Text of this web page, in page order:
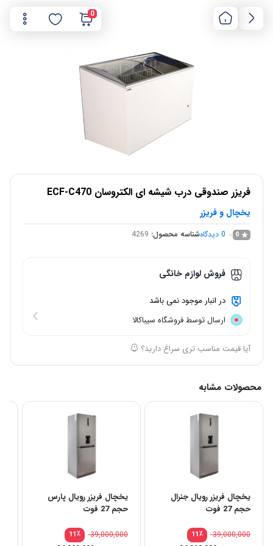
0
فریزر صندوقی درب شیشه ای الکتروسان ECF-C470
یخچال و فریزر
0
0 دیدگاهشناسه محصول: 4269
فروش لوازم خانگی
در انبار موجود نمی باشد
ارسال توسط فروشگاه سیباکالا
آیا قیمت مناسب تری سراغ دارید؟
محصولات مشابه
یخچال فریزر رویال جنرال
حجم 27 فوت
٪11
39,000,000
یخچال فریزر رویال پارس
حجم 27 فوت
٪11
39,000,000